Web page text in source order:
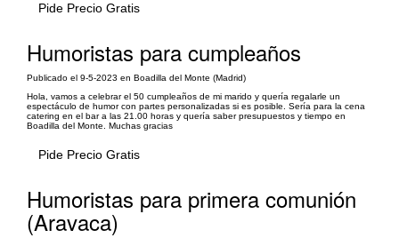
Pide Precio Gratis
Humoristas para cumpleaños
Publicado el 9-5-2023 en Boadilla del Monte (Madrid)
Hola, vamos a celebrar el 50 cumpleaños de mi marido y quería regalarle un
espectáculo de humor con partes personalizadas si es posible. Sería para la cena
catering en el bar a las 21.00 horas y quería saber presupuestos y tiempo en
Boadilla del Monte. Muchas gracias
Pide Precio Gratis
Humoristas para primera comunión
(Aravaca)